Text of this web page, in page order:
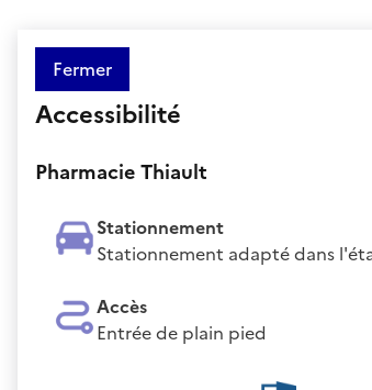
Fermer
Accessibilité
Pharmacie Thiault
Stationnement
Stationnement adapté dans
Accès
Entrée de plain pied